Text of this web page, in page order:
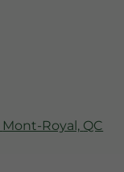
Mont-Royal, QC